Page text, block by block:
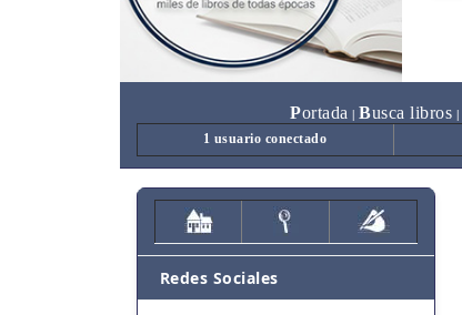
Portada Busca libros
1 usuario conectado
Redes Sociales